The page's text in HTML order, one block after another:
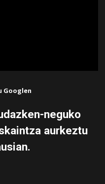
Googlen
neguko
aurkeztu